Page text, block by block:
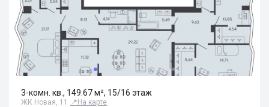
3-комн. кв., 149.67 м², 15/16 этаж
ЖК Новая, 11 📍 На карте